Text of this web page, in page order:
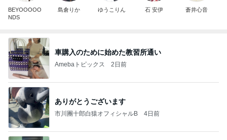
BEYOOOOO
NDS
島倉りか ゆうこりん 石 安伊 蒼井心音
車購入のために始めた教習所通い
Amebaトピックス 2日前
ありがとうございます
市川團十郎白猿オフィシャルB 4日前